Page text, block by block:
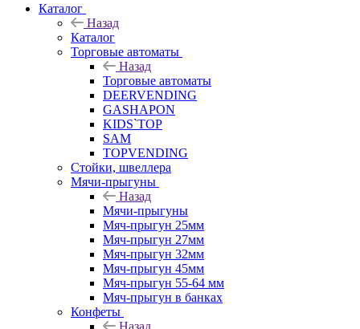
Каталог
Назад
Каталог
Торговые автоматы
Назад
Торговые автоматы
DEERVENDING
GASHAPON
KIDS`TOP
SAM
TOPVENDING
Стойки, швеллера
Мячи-прыгуны
Назад
Мячи-прыгуны
Мяч-прыгун 25мм
Мяч-прыгун 27мм
Мяч-прыгун 32мм
Мяч-прыгун 45мм
Мяч-прыгун 55-64 мм
Мяч-прыгун в банках
Конфеты
Назад